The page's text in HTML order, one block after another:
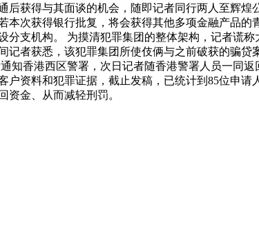
获得与其面谈的机会，随即记者同行两人至辉煌
次获得银行批复，将会获得其他多项金融产品的
支机构。 为摸清犯罪集团的整体架构，记者谎
者获悉，该犯罪集团所使伎俩与之前破获的骗贷
知香港西区警署，次日记者随香港警署人员一同
资料和犯罪证据，截止发稿，已统计到85位申请
金、从而减轻刑罚。